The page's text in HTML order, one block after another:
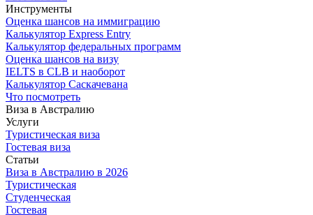
Инструменты
Оценка шансов на иммиграцию
Калькулятор Express Entry
Калькулятор федеральных программ
Оценка шансов на визу
IELTS в CLB и наоборот
Калькулятор Саскачевана
Что посмотреть
Виза в Австралию
Услуги
Туристическая виза
Гостевая виза
Статьи
Виза в Австралию в 2026
Туристическая
Студенческая
Гостевая